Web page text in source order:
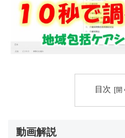
目次
動画解説